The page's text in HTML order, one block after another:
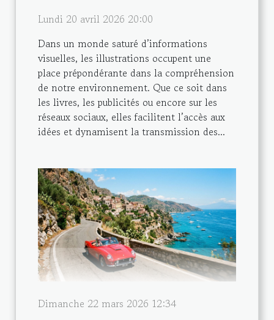
Lundi 20 avril 2026 20:00
Dans un monde saturé d’informations
visuelles, les illustrations occupent une
place prépondérante dans la compréhension
de notre environnement. Que ce soit dans
les livres, les publicités ou encore sur les
réseaux sociaux, elles facilitent l’accès aux
idées et dynamisent la transmission des...
Dimanche 22 mars 2026 12:34